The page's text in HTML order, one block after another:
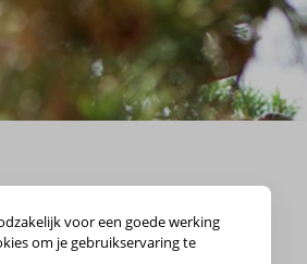
voor een goede werking
om je gebruikservaring te